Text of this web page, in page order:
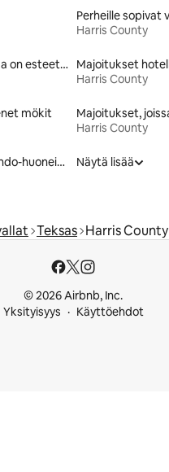
Harris County
Majoitukset, joissa on esteetön wc
Harris County
mökit
Harris County
Vuokrattavat condo-huoneistot
Näytä lisää
Teksas Harris County
© 2026 Airbnb, Inc.
Yksityisyys
Käyttöehdot